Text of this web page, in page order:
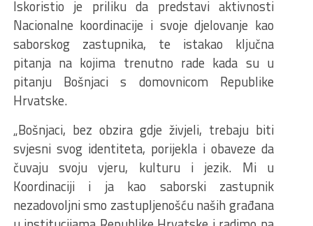
Iskoristio je priliku da predstavi aktivnosti
Nacionalne koordinacije i svoje djelovanje kao
saborskog zastupnika, te istakao ključna
pitanja na kojima trenutno rade kada su u
pitanju Bošnjaci s domovnicom Republike
Hrvatske.
„Bošnjaci, bez obzira gdje živjeli, trebaju biti
svjesni svog identiteta, porijekla i obaveze da
čuvaju svoju vjeru, kulturu i jezik. Mi u
Koordinaciji i ja kao saborski zastupnik
nezadovoljni smo zastupljenošću naših građana